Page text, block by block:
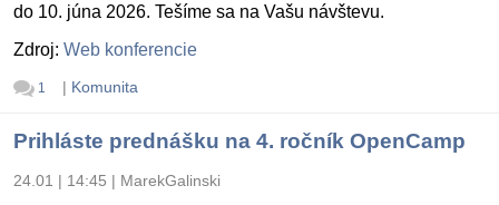
do 10. júna 2026. Tešíme sa na Vašu návštevu.
Zdroj: Web konferencie
1 | Komunita
Prihláste prednášku na 4. ročník OpenCamp
24.01 | 14:45 | MarekGalinski